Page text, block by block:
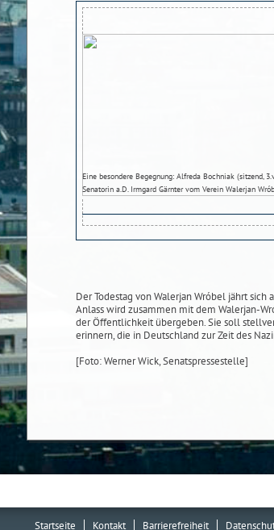
Eine besondere Begegnung: Alfreda Bochniak (sitzend,
Senatorin a.D. Irmgard Gärnter vom Verein Walerjan
Der Todestag von Walerjan Wróbel jährt sich
Anlass wird zusammen mit dem Walerjan-
der Öffentlichkeit übergeben. Sie soll
erinnern, die in Deutschland zur Zeit des
[Foto: Werner Wick, Senatspressestelle]
Startseite Kontakt Barrierefreiheit